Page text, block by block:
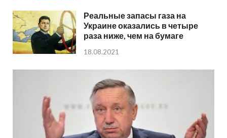
Реальные запасы газа на
Украине оказались в четыре
раза ниже, чем на бумаге
18.08.2021